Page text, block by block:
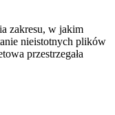
zakresu, w jakim
nieistotnych plików
przestrzegała